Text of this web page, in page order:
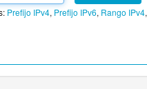
Prefijo IPv4, Prefijo IPv6, Rango IPv4,